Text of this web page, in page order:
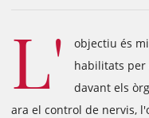
L'
objectiu és
habilitats
davant els
ara el control de nervis,